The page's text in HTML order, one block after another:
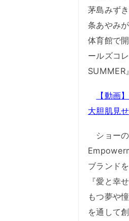
茅島みず
条あやみ
体育館で
ールズコ
SUMMER
【動画
大胆肌見
ショー
ブランド
『愛と幸
もつ夢や
を通して